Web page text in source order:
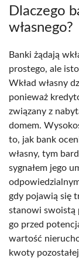
Dlaczego
własnego?
Banki żądają
prostego, ale
Wkład własny
ponieważ
związany z
domem.
to, jak bank
własny, tym
sygnałem jego
gdy pojawią się
stanowi swoistą
go przed
wartość
kwoty